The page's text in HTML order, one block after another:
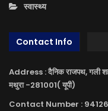
स्वास्थ्य
Contact Info
Address : दैनिक राजपथ, गली
मथुरा -281001( यूपी)
Contact Number :